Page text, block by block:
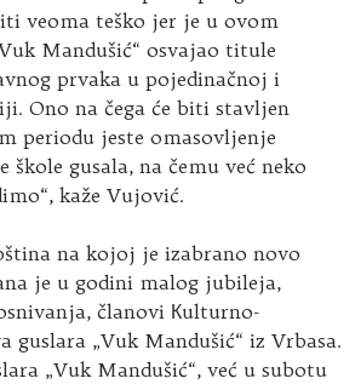
veoma teško jer je u ovom
Mandušić“ osvajao titule
prvaka u pojedinačnoj i
Ono na čega će biti stavljen
periodu jeste omasovljenje
škole gusala, na čemu već neko
kaže Vujović.
na kojoj je izabrano novo
je u godini malog jubileja,
članovi Кulturno-
guslara „Vuk Mandušić“ iz Vrbasa.
„Vuk Mandušić“, već u subotu